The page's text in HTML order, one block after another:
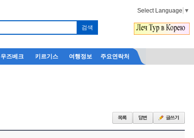
Select Language ▼
우즈베크 키르기스 여행정보 주요연락처